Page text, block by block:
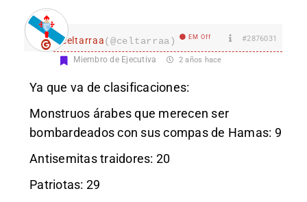
celtarraa(@celtarraa) EM Off #2876031
Miembro de Ejecutiva 2 años hace
Ya que va de clasificaciones:
Monstruos árabes que merecen ser
bombardeados con sus compas de Hamas: 9
Antisemitas traidores: 20
Patriotas: 29